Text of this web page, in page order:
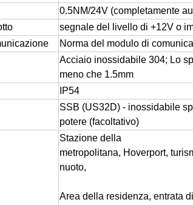
0.5NM/24V (completamente
segnale del livello di +12V o
Norma del modulo di
Acciaio inossidabile 304; Lo
meno che 1.5mm
IP54
SSB (US32D) - inossidabile
potere (facoltativo)
Stazione della
metropolitana, Hoverport,
nuoto,
Area della residenza, entrata di